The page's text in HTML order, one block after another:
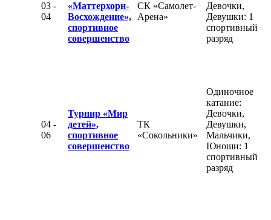
03 -
04
«Маттерхорн-
Восхождение»,
спортивное
совершенство
СК «Самолет-
Арена»
Девочки,
Девушки: 1
спортивный
разряд
04 -
06
Турнир «Мир
детей»,
спортивное
совершенство
ТК
«Сокольники»
Одиночное
катание:
Девочки,
Девушки,
Мальчики,
Юноши: 1
спортивный
разряд